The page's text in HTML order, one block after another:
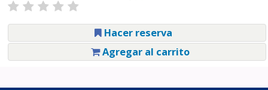
Hacer reserva
Agregar al carrito